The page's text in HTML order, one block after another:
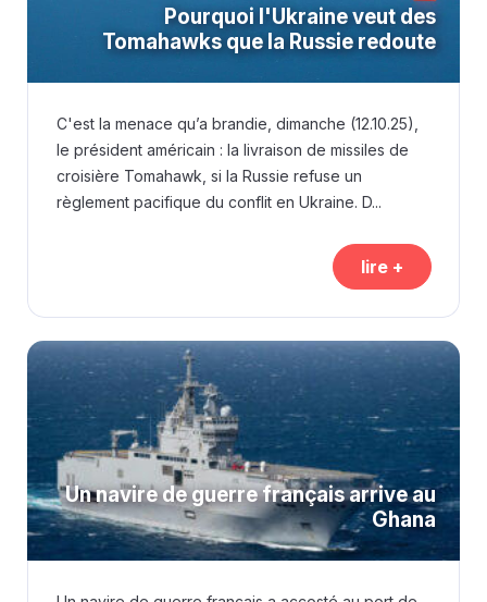
Pourquoi l'Ukraine veut des
Tomahawks que la Russie redoute
C'est la menace qu’a brandie, dimanche (12.10.25),
le président américain : la livraison de missiles de
croisière Tomahawk, si la Russie refuse un
règlement pacifique du conflit en Ukraine. D...
lire +
Un navire de guerre français arrive au
Ghana